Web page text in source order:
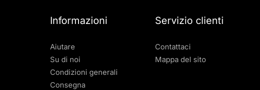
Informazioni
Aiutare
Su di noi
Condizioni generali
Consegna
Servizio clienti
Contattaci
Mappa del sito